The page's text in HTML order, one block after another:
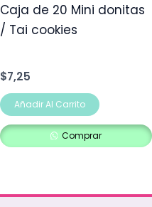
Caja de 20 Mini donitas
/ Tai cookies
$7,25
Añadir Al Carrito
Comprar